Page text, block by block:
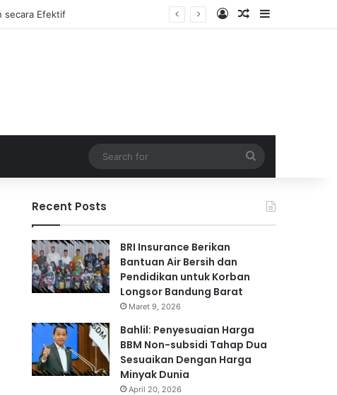
Log InRandom Article
Sidebar
for
Recent Posts
BRI Insurance Berikan
Bantuan Air Bersih dan
Pendidikan untuk Korban
Longsor Bandung Barat
Maret 9, 2026
Bahlil: Penyesuaian Harga
BBM Non-subsidi Tahap Dua
Sesuaikan Dengan Harga
Minyak Dunia
April 20, 2026